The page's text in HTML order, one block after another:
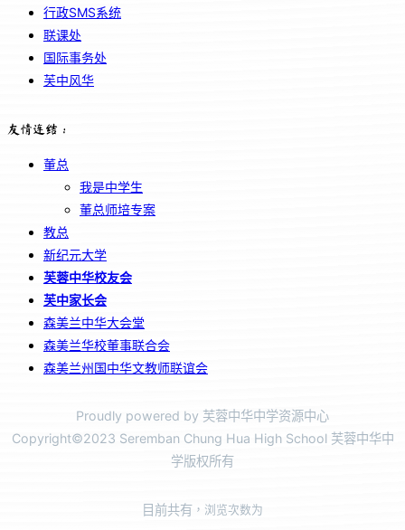
行政SMS系统
联课处
国际事务处
芙中风华
友情连结：
董总
我是中学生
董总师培专案
教总
新纪元大学
芙蓉中华校友会
芙中家长会
森美兰中华大会堂
森美兰华校董事联合会
森美兰州国中华文教师联谊会
Proudly powered by 芙蓉中华中学资源中心
Copyright©2023 Seremban Chung Hua High School 芙蓉中华中
学版权所有
目前共有 ，浏览次数为